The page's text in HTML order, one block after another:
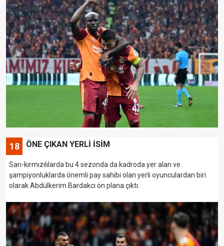
18 ÖNE ÇIKAN YERLİ İSİM
Sarı-kırmızılılarda bu 4 sezonda da kadroda yer alan ve
şampiyonluklarda önemli pay sahibi olan yerli oyunculardan biri
olarak Abdülkerim Bardakcı ön plana çıktı.